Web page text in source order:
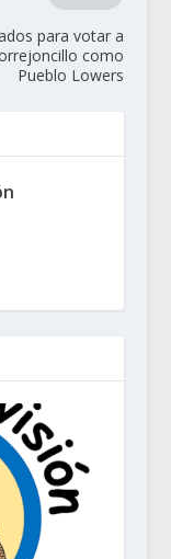
para votar a
como
Pueblo Lowers